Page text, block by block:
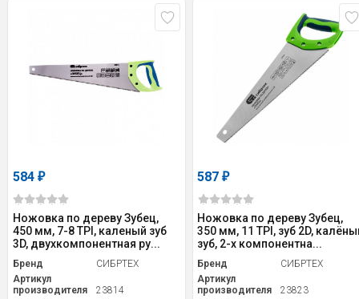
584 ₽
Ножовка по дереву Зубец,
450 мм, 7-8 TPI, каленый зуб
3D, двухкомпонентная ру...
Бренд
СИБРТЕХ
Артикул
производителя
23814
587₽
Ножовка по дереву Зубец,
350 мм, 11 TPI, зуб 2D,
зуб, 2-х компонентна...
Бренд
СИБРТЕХ
Артикул
производителя
23823